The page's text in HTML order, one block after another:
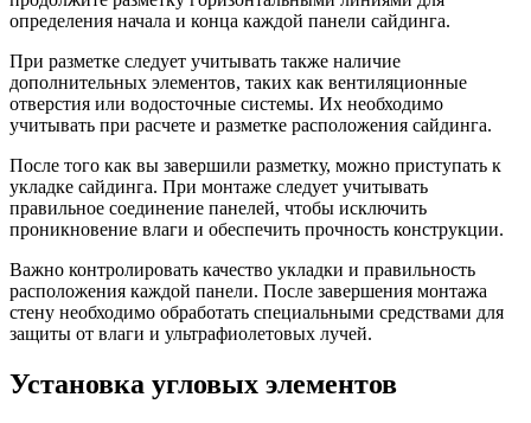
определения начала и конца каждой панели сайдинга.
При разметке следует учитывать также наличие
дополнительных элементов, таких как вентиляционные
отверстия или водосточные системы. Их необходимо
учитывать при расчете и разметке расположения сайдинга.
После того как вы завершили разметку, можно приступать к
укладке сайдинга. При монтаже следует учитывать
правильное соединение панелей, чтобы исключить
проникновение влаги и обеспечить прочность конструкции.
Важно контролировать качество укладки и правильность
расположения каждой панели. После завершения монтажа
стену необходимо обработать специальными средствами для
защиты от влаги и ультрафиолетовых лучей.
Установка угловых элементов